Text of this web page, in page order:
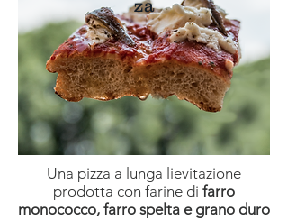
za
Una pizza a lunga lievitazione
prodotta con farine di farro
monococco, farro spelta e grano duro